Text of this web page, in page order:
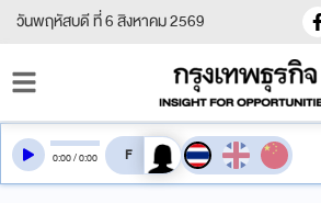
วันพฤหัสบดี ที่ 6 สิงหาคม 2569
0:00/0:00 สลับเสียงอ่าน